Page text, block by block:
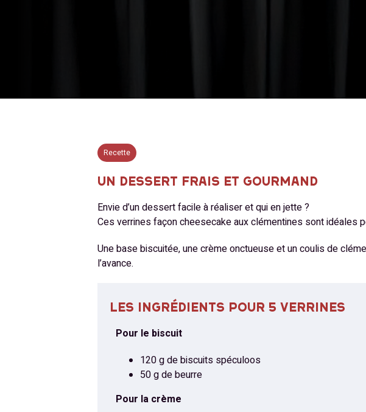
Recette
UN DESSERT FRAIS ET GOURMAND
Envie d’un dessert facile à réaliser et qui en jette ?
Ces verrines façon cheesecake aux clémentines sont idéales
Une base biscuitée, une crème onctueuse et un coulis de
l’avance.
LES INGRÉDIENTS POUR 5 VERRINES
Pour le biscuit
120 g de biscuits spéculoos
50 g de beurre
Pour la crème